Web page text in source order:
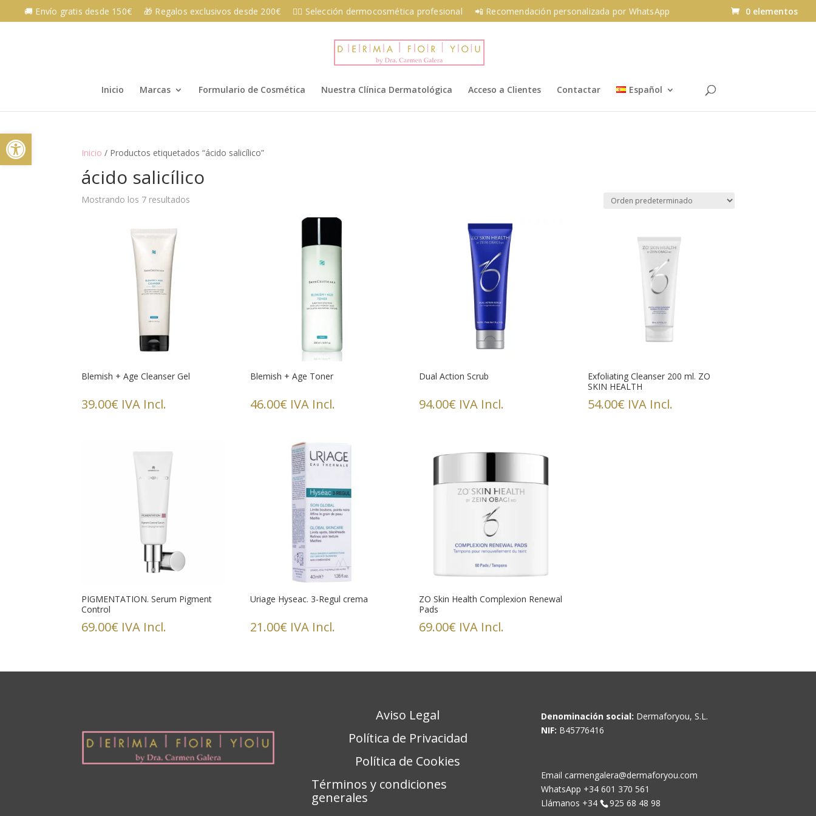
content
Abrir barra de herramientas
🚚 Envío gratis desde 150€ 🎁 Regalos exclusivos desde 200€ 👩‍⚕️ Selección dermocosmética profesional 📲 Recomendación personalizada por WhatsApp 0 elementos
Inicio Marcas Formulario de Cosmética Nuestra Clínica Dermatológica Acceso a Clientes Contactar Español
Inicio / Productos etiquetados “ácido salicílico”
ácido salicílico
Mostrando los 7 resultados
Blemish + Age Cleanser Gel
39.00€ IVA Incl.
Blemish + Age Toner
46.00€ IVA Incl.
Dual Action Scrub
94.00€ IVA Incl.
Exfoliating Cleanser 200 ml. ZO
SKIN HEALTH
54.00€ IVA Incl.
PIGMENTATION. Serum Pigment
Control
69.00€ IVA Incl.
Uriage Hyseac. 3-Regul crema
21.00€ IVA Incl.
ZO Skin Health Complexion Renewal
Pads
69.00€ IVA Incl.
Aviso Legal
Política de Privacidad
Política de Cookies
Términos y condiciones
generales
Denominación social: Dermaforyou, S.L.
NIF: B45776416
Email carmengalera@dermaforyou.com
WhatsApp +34 601 370 561
Llámanos +34
925 68 48 98